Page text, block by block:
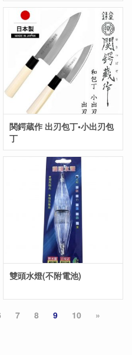
関鍔蔵作 出刃包丁•小出刃包
丁
雙頭水燈(不附電池)
7 8 9 10 »